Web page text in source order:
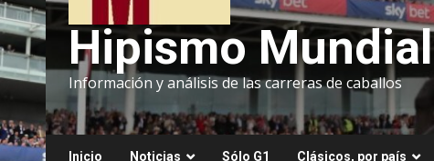
Hipismo Mundial
Información y análisis de las carreras de caballos
Inicio Noticias Sólo G1 Clásicos, por país